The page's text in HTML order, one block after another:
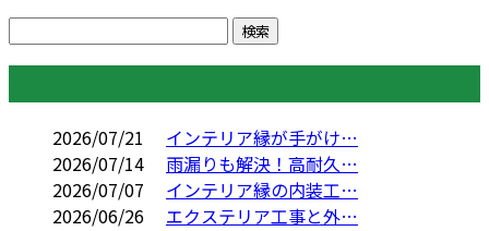
2026/07/21
インテリア縁が手がけ…
2026/07/14
雨漏りも解決！高耐久…
2026/07/07
インテリア縁の内装工…
2026/06/26
エクステリア工事と外…